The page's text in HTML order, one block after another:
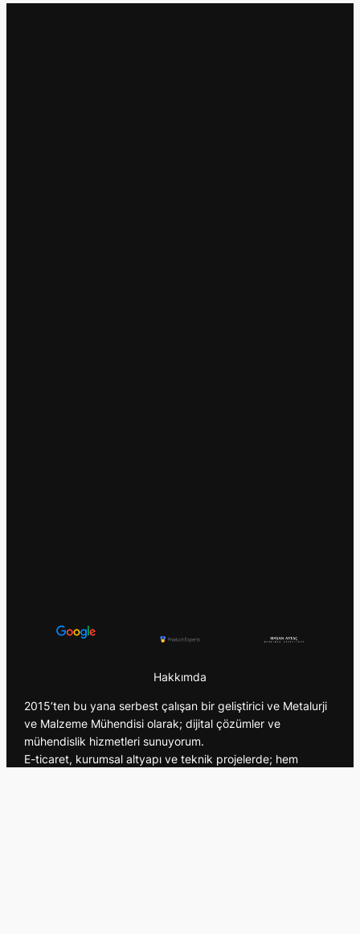
Hakkımda
2015’ten bu yana serbest çalışan bir geliştirici ve Metalurji
ve Malzeme Mühendisi olarak; dijital çözümler ve
mühendislik hizmetleri sunuyorum.
E-ticaret, kurumsal altyapı ve teknik projelerde; hem